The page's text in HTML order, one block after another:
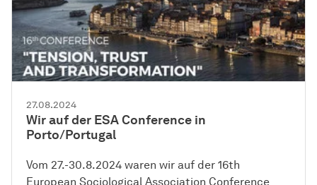
27.08.2024
Wir auf der ESA Conference in
Porto/Portugal
Vom 27.-30.8.2024 waren wir auf der 16th
European Sociological Association Conference